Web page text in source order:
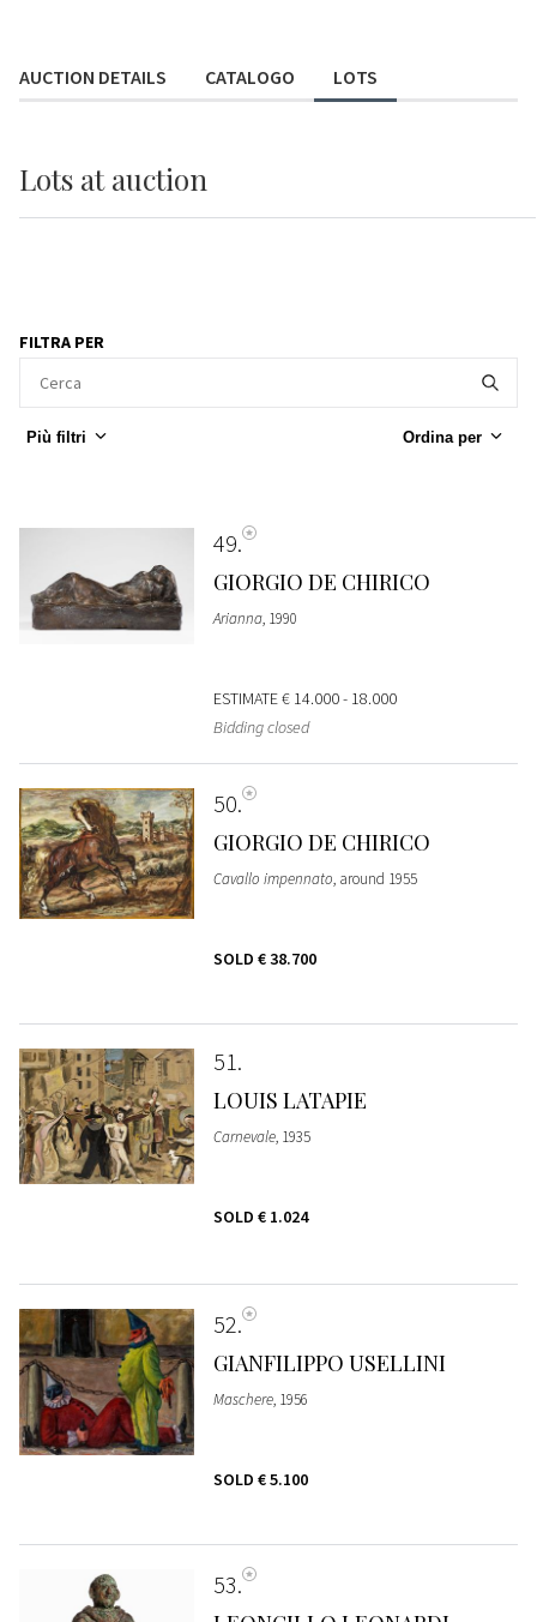
AUCTION DETAILS CATALOGO LOTS
Lots at auction
FILTRA PER
Più filtri Ordina per
49
GIORGIO DE CHIRICO
Arianna, 1990
ESTIMATE€ 14.000 - 18.000
Bidding closed
50
GIORGIO DE CHIRICO
Cavallo impennato, around 1955
SOLD € 38.700
51
LOUIS LATAPIE
Carnevale, 1935
SOLD € 1.024
52
GIANFILIPPO USELLINI
Maschere, 1956
SOLD € 5.100
53